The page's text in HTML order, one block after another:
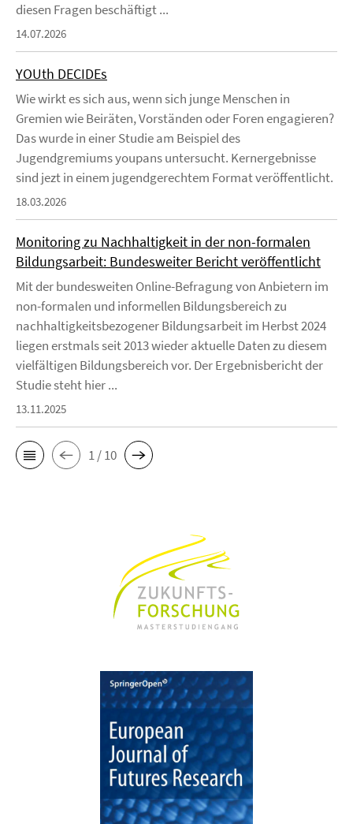
diesen Fragen beschäftigt ...
14.07.2026
YOUth DECIDEs
Wie wirkt es sich aus, wenn sich junge Menschen in
Gremien wie Beiräten, Vorständen oder Foren engagieren?
Das wurde in einer Studie am Beispiel des
Jugendgremiums youpans untersucht. Kernergebnisse
sind jezt in einem jugendgerechtem Format veröffentlicht.
18.03.2026
Monitoring zu Nachhaltigkeit in der non-formalen
Bildungsarbeit: Bundesweiter Bericht veröffentlicht
Mit der bundesweiten Online-Befragung von Anbietern im
non-formalen und informellen Bildungsbereich zu
nachhaltigkeitsbezogener Bildungsarbeit im Herbst 2024
liegen erstmals seit 2013 wieder aktuelle Daten zu diesem
vielfältigen Bildungsbereich vor. Der Ergebnisbericht der
Studie steht hier ...
13.11.2025
1 / 10